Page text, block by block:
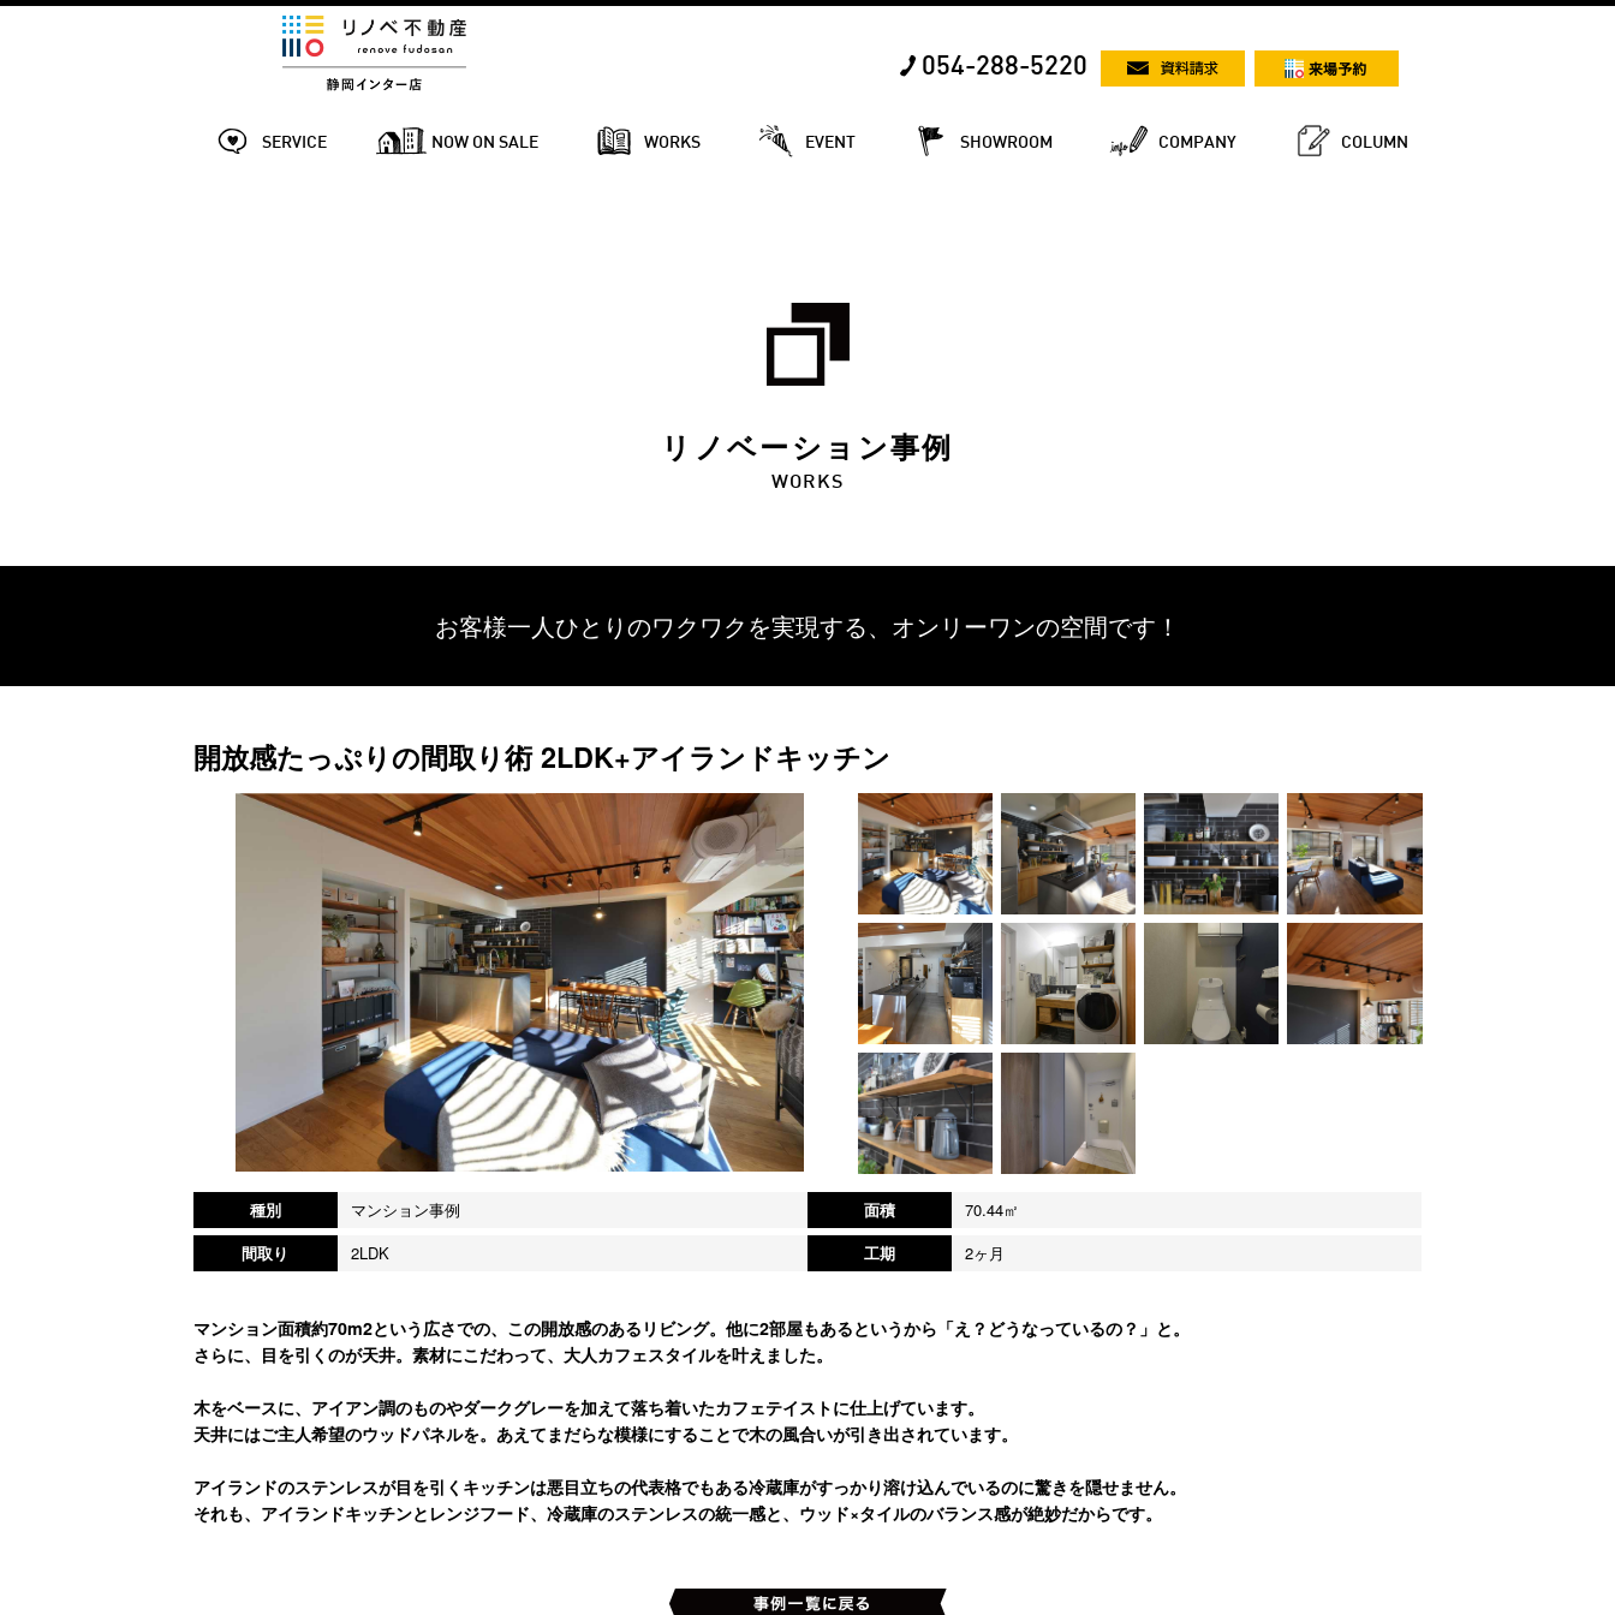
054-288-5220
SERVICE NOW ON SALE WORKS EVENT SHOWROOM COMPANY COLUMN
リノベーション事例
WORKS
お客様一人ひとりのワクワクを実現する、 オンリーワンの空間です！
開放感たっぷりの間取り術 2LDK+アイランドキッチン
種別 マンション事例 面積
70.44㎡
間取り
2LDK 工期 2ヶ月
マンション面積約70m2という広さでの、この開放感のあるリビング。他に2部屋もあるというから「え？どうなっているの？」と。
さらに、目を引くのが天井。素材にこだわって、大人カフェスタイルを叶えました。
木をベースに、アイアン調のものやダークグレーを加えて落ち着いたカフェテイストに仕上げています。
天井にはご主人希望のウッドパネルを。あえてまだらな模様にすることで木の風合いが引き出されています。
アイランドのステンレスが目を引くキッチンは悪目立ちの代表格でもある冷蔵庫がすっかり溶け込んでいるのに驚きを隠せません。
それも、アイランドキッチンとレンジフード、冷蔵庫のステンレスの統一感と、ウッド×タイルのバランス感が絶妙だからです。